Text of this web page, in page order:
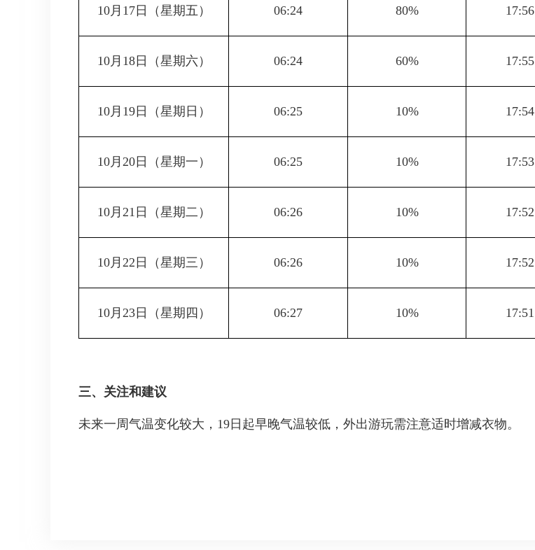
10月17日 （星期五） 06:24 80% 17:56
10月18日 （星期六） 06:24 60% 17:55
10月19日 （星期日） 06:25 10% 17:54
10月20日 （星期一） 06:25 10% 17:53
10月21日 （星期二） 06:26 10% 17:52
10月22日 （星期三） 06:26 10% 17:52
10月23日 （星期四） 06:27 10% 17:51
三、关注和建议
未来一周气温变化较大，19日起早晚气温较低，外出游玩需注意适时增减衣物。